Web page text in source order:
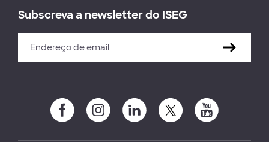
Subscreva a newsletter do ISEG